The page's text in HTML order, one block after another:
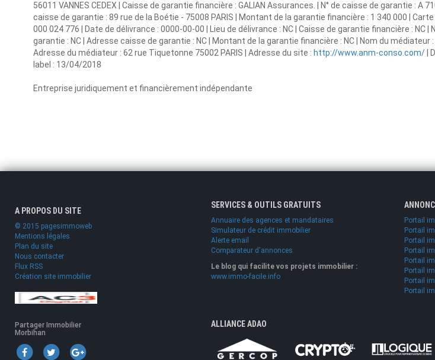
56011 VANNES CEDEX | Caisse de garantie financière : GALIAN Assurances. | N° de caisse de garantie : A
caisse de garantie : 89 rue de la Boétie - 75008 PARIS | Montant de la garantie financière : 1 340 000 | Carte
000 024 776 | Date de délivrance : 0000-00-00 | Lieu de délivrance : NC | Caisse de garantie financière : NC |
garantie : NC | Adresse caisse de garantie : NC | Montant de la garantie financière : NC | Nom du médiateur :
Adresse du médiateur : 62 rue Tiquetonne 75002 PARIS | Adresse du site : http://www.anm-conso.com/ |
label : 13/04/2018
Entreprise juridiquement et financièrement indépendante
A PROPOS DU SITE
© 2015 pagesimmoweb
Mentions légales
Plan du site
Nous contacter
Flux RSS
Création site immobilier
Partager Immobilier
Morbihan
SERVICES & OUTILS GRATUITS
Annuaire des agences et mandataires
Simulateur de crédit immobilier
Alerte email
Comparateur d'annonces
Le blog qui facilite vos projets immobilier :
www.immo-facile.info
Portail
Portail
Portail
Portail
Portail
Portail
Portail
Portail
ALLIANCE ADAO